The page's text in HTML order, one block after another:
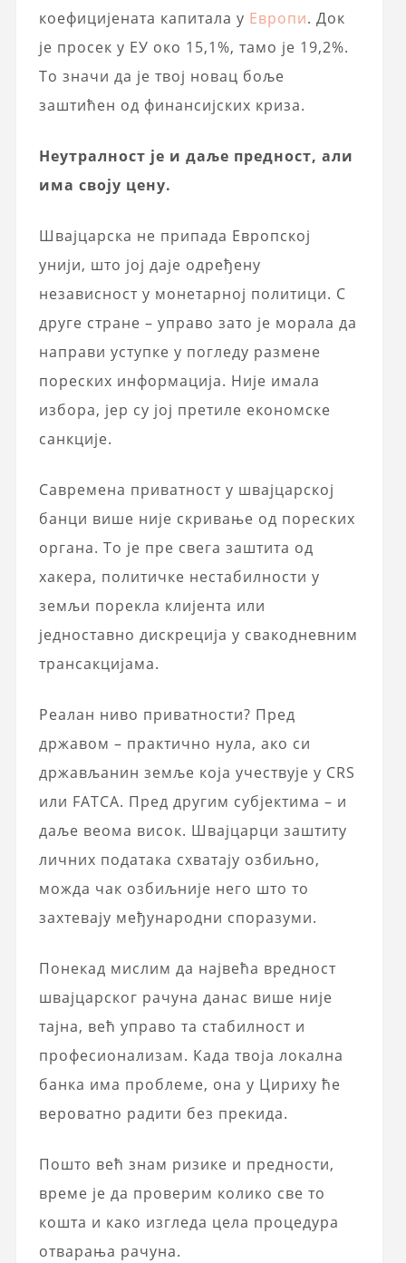
коефицијената капитала у Европи. Док
је просек у ЕУ око 15,1%, тамо је 19,2%.
То значи да је твој новац боље
заштићен од финансијских криза.
Неутралност је и даље предност, али
има своју цену.
Швајцарска не припада Европској
унији, што јој даје одређену
независност у монетарној политици. С
друге стране – управо зато је морала да
направи уступке у погледу размене
пореских информација. Није имала
избора, јер су јој претиле економске
санкције.
Савремена приватност у швајцарској
банци више није скривање од пореских
органа. То је пре свега заштита од
хакера, политичке нестабилности у
земљи порекла клијента или
једноставно дискреција у свакодневним
трансакцијама.
Реалан ниво приватности? Пред
државом – практично нула, ако си
држављанин земље која учествује у CRS
или FATCA. Пред другим субјектима – и
даље веома висок. Швајцарци заштиту
личних података схватају озбиљно,
можда чак озбиљније него што то
захтевају међународни споразуми.
Понекад мислим да највећа вредност
швајцарског рачуна данас више није
тајна, већ управо та стабилност и
професионализам. Када твоја локална
банка има проблеме, она у Цириху ће
вероватно радити без прекида.
Пошто већ знам ризике и предности,
време је да проверим колико све то
кошта и како изгледа цела процедура
отварања рачуна.